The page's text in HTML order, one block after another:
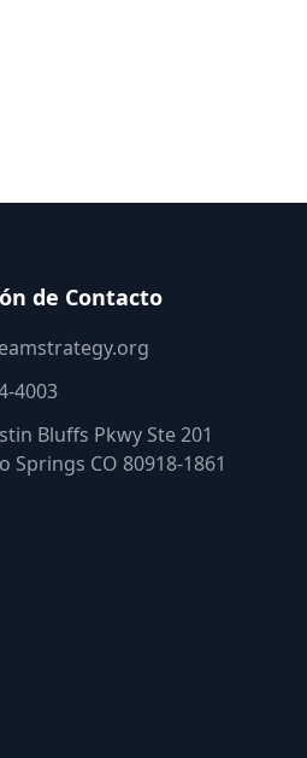
de Contacto
4003
Bluffs Pkwy Ste 201
Springs CO 80918-1861